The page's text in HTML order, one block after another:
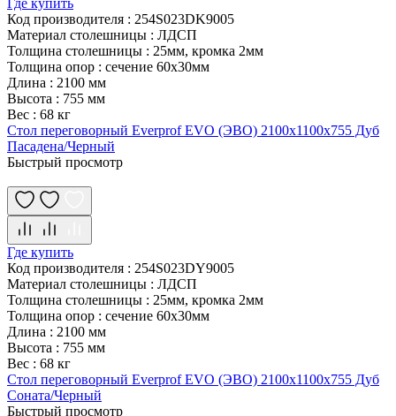
Код производителя : 254S023DK9005
Материал столешницы : ЛДСП
Толщина столешницы : 25мм, кромка 2мм
Толщина опор : сечение 60х30мм
Длина : 2100 мм
Высота : 755 мм
Вес : 68 кг
Стол переговорный Everprof EVO (ЭВО) 2100х1100x755 Дуб
Пасадена/Черный
Быстрый просмотр
Где купить
Код производителя : 254S023DY9005
Материал столешницы : ЛДСП
Толщина столешницы : 25мм, кромка 2мм
Толщина опор : сечение 60х30мм
Длина : 2100 мм
Высота : 755 мм
Вес : 68 кг
Стол переговорный Everprof EVO (ЭВО) 2100х1100x755 Дуб
Соната/Черный
Быстрый просмотр